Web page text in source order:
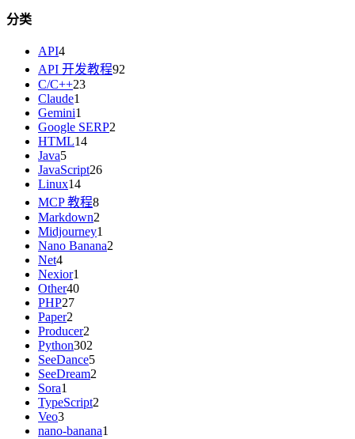
分类
API4
API 开发教程92
C/C++23
Claude1
Gemini1
Google SERP2
HTML14
Java5
JavaScript26
Linux14
MCP 教程8
Markdown2
Midjourney1
Nano Banana2
Net4
Nexior1
Other40
PHP27
Paper2
Producer2
Python302
SeeDance5
SeeDream2
Sora1
TypeScript2
Veo3
nano-banana1